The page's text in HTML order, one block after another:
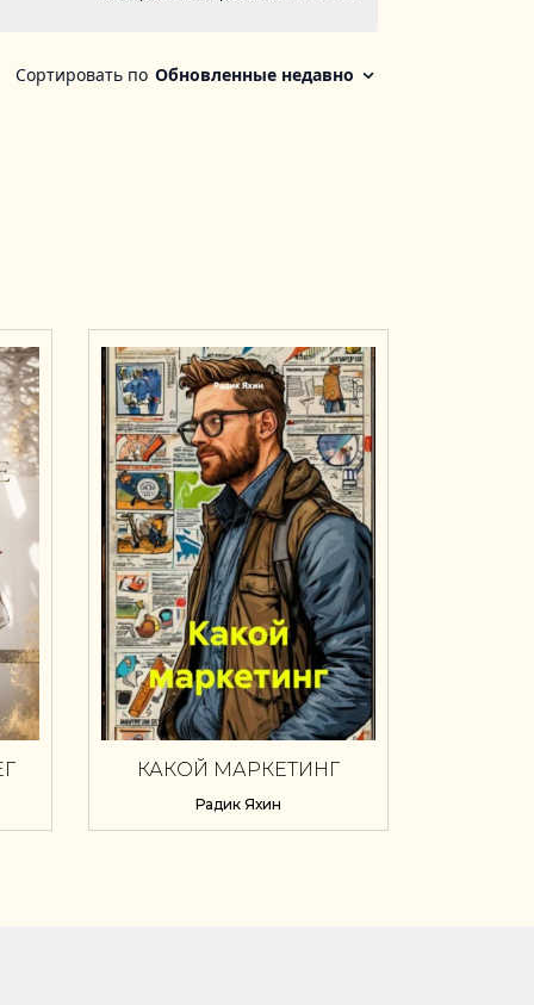
КАКОЙ МАРКЕТИНГ
Радик Яхин